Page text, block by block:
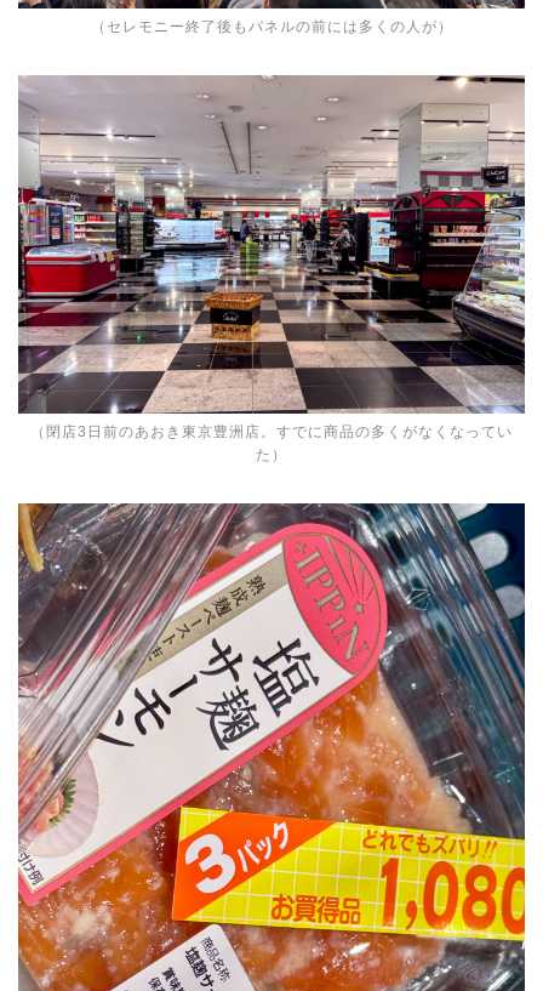
（セレモニー終了後もパネルの前には多くの人が）
（閉店3日前のあおき東京豊洲店。すでに商品の多くがなくなってい
た）